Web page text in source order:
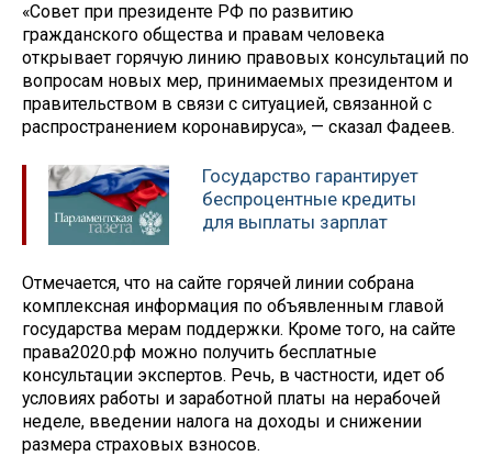
«Совет при президенте РФ по развитию
гражданского общества и правам человека
открывает горячую линию правовых консультаций по
вопросам новых мер, принимаемых президентом и
правительством в связи с ситуацией, связанной с
распространением коронавируса», — сказал Фадеев.
Государство гарантирует
беспроцентные кредиты
для выплаты зарплат
Отмечается, что на сайте горячей линии собрана
комплексная информация по объявленным главой
государства мерам поддержки. Кроме того, на сайте
права2020.рф можно получить бесплатные
консультации экспертов. Речь, в частности, идет об
условиях работы и заработной платы на нерабочей
неделе, введении налога на доходы и снижении
размера страховых взносов.